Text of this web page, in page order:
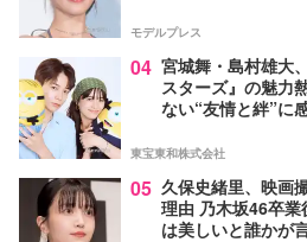
モデルプレス
04 宮城舞・島村雄大
スターズ』の魅力
ない“友情と絆”に
東宝東和株式会社
05 久保史緒里、映画
理由 乃木坂46卒
は美しいと誰かが